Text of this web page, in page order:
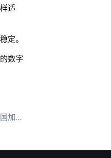
适
定。
数字
畅玩